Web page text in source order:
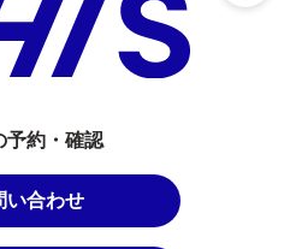
予約・確認
い合わせ